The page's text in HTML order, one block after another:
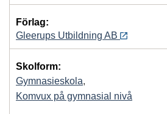
Förlag:
Gleerups Utbildning AB
Skolform:
Gymnasieskola,
Komvux på gymnasial nivå